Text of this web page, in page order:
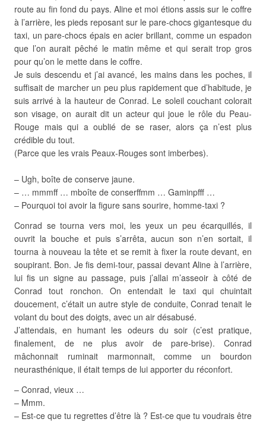
route au fin fond du pays. Aline et moi étions assis sur le coffre
à l’arrière, les pieds reposant sur le pare-chocs gigantesque du
taxi, un pare-chocs épais en acier brillant, comme un espadon
que l’on aurait pêché le matin même et qui serait trop gros
pour qu’on le mette dans le coffre.
Je suis descendu et j’ai avancé, les mains dans les poches, il
suffisait de marcher un peu plus rapidement que d’habitude, je
suis arrivé à la hauteur de Conrad. Le soleil couchant colorait
son visage, on aurait dit un acteur qui joue le rôle du Peau-
Rouge mais qui a oublié de se raser, alors ça n’est plus
crédible du tout.
(Parce que les vrais Peaux-Rouges sont imberbes).
– Ugh, boîte de conserve jaune.
– … mmmff … mboîte de conserffmm … Gaminpfff …
– Pourquoi toi avoir la figure sans sourire, homme-taxi ?
Conrad se tourna vers moi, les yeux un peu écarquillés, il
ouvrit la bouche et puis s’arrêta, aucun son n’en sortait, il
tourna à nouveau la tête et se remit à fixer la route devant, en
soupirant. Bon. Je fis demi-tour, passai devant Aline à l’arrière,
lui fis un signe au passage, puis j’allai m’asseoir à côté de
Conrad tout ronchon. On entendait le taxi qui chuintait
doucement, c’était un autre style de conduite, Conrad tenait le
volant du bout des doigts, avec un air désabusé.
J’attendais, en humant les odeurs du soir (c’est pratique,
finalement, de ne plus avoir de pare-brise). Conrad
mâchonnait ruminait marmonnait, comme un bourdon
neurasthénique, il était temps de lui apporter du réconfort.
– Conrad, vieux …
– Mmm.
– Est-ce que tu regrettes d’être là ? Est-ce que tu voudrais être